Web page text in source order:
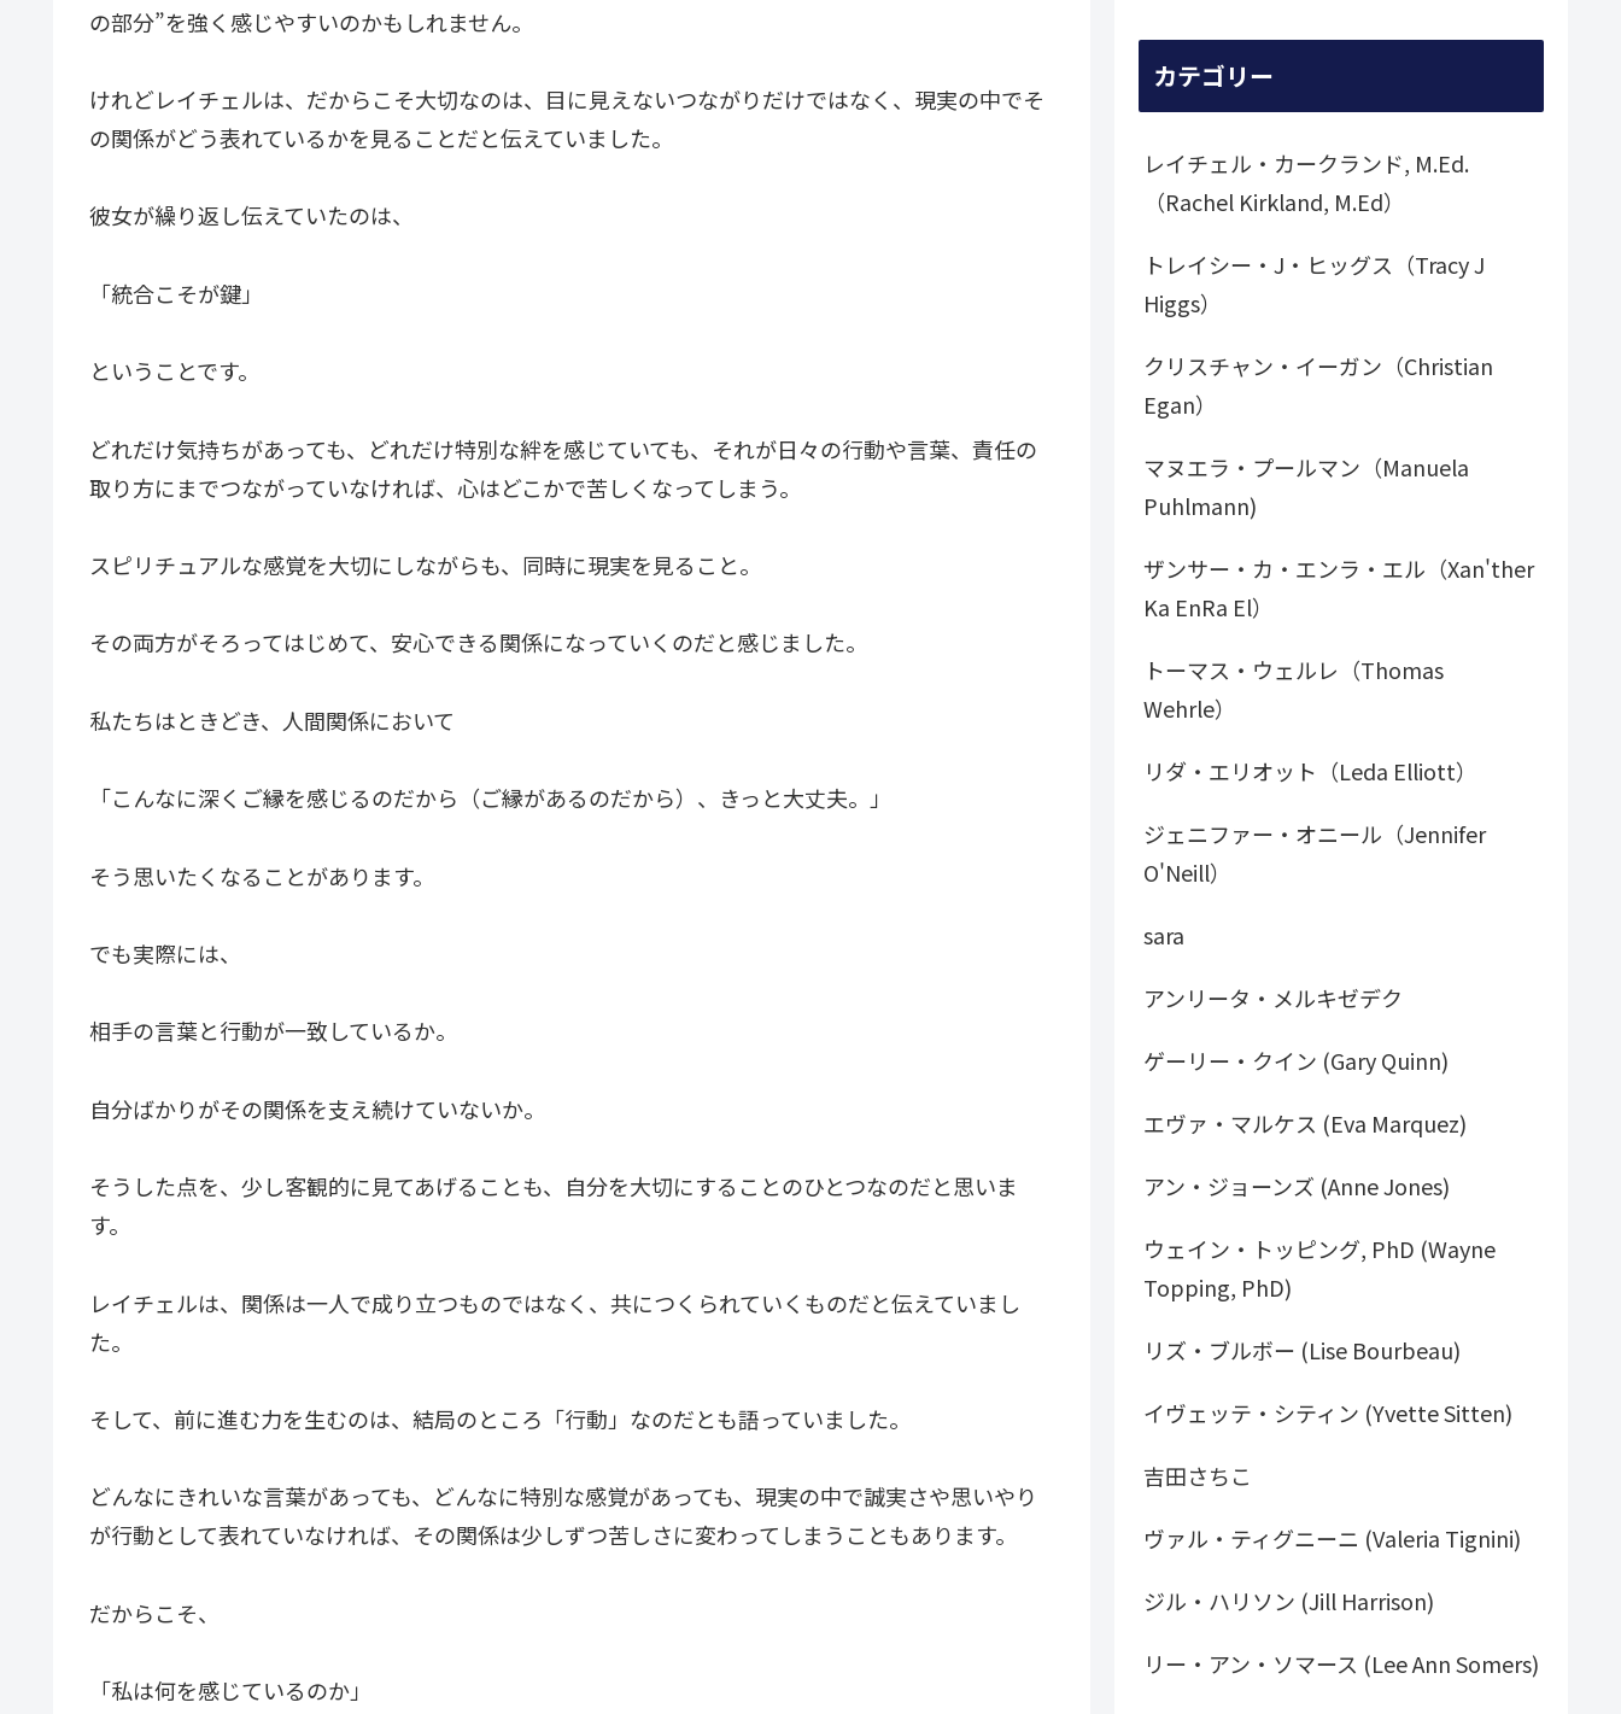
の部分”を強く感じやすいのかもしれません。
けれどレイチェルは、だからこそ大切なのは、目に見えないつながりだけではなく、現実の中でそ
の関係がどう表れているかを見ることだと伝えていました。
彼女が繰り返し伝えていたのは、
「統合こそが鍵」
ということです。
どれだけ気持ちがあっても、どれだけ特別な絆を感じていても、それが日々の行動や言葉、責任の
取り方にまでつながっていなければ、心はどこかで苦しくなってしまう。
スピリチュアルな感覚を大切にしながらも、同時に現実を見ること。
その両方がそろってはじめて、安心できる関係になっていくのだと感じました。
私たちはときどき、人間関係において
「こんなに深くご縁を感じるのだから（ご縁があるのだから）、きっと大丈夫。」
そう思いたくなることがあります。
でも実際には、
相手の言葉と行動が一致しているか。
自分ばかりがその関係を支え続けていないか。
そうした点を、少し客観的に見てあげることも、自分を大切にすることのひとつなのだと思いま
す。
レイチェルは、関係は一人で成り立つものではなく、共につくられていくものだと伝えていまし
た。
そして、前に進む力を生むのは、結局のところ「行動」なのだとも語っていました。
どんなにきれいな言葉があっても、どんなに特別な感覚があっても、現実の中で誠実さや思いやり
が行動として表れていなければ、その関係は少しずつ苦しさに変わってしまうこともあります。
だからこそ、
「私は何を感じているのか」
カテゴリー
レイチェル・カークランド, M.Ed.
（Rachel Kirkland, M.Ed）
トレイシー・J・ヒッグス（Tracy J
Higgs）
クリスチャン・イーガン（Christian
Egan）
マヌエラ・プールマン（Manuela
Puhlmann)
ザンサー・カ・エンラ・エル（Xan'ther
Ka EnRa El）
トーマス・ウェルレ（Thomas
Wehrle）
リダ・エリオット（Leda Elliott）
ジェニファー・オニール（Jennifer
O'Neill）
sara
アンリータ・メルキゼデク
ゲーリー・クイン (Gary Quinn)
エヴァ・マルケス (Eva Marquez)
アン・ジョーンズ (Anne Jones)
ウェイン・トッピング, PhD (Wayne
Topping, PhD)
リズ・ブルボー (Lise Bourbeau)
イヴェッテ・シティン (Yvette Sitten)
吉田さちこ
ヴァル・ティグニーニ (Valeria Tignini)
ジル・ハリソン (Jill Harrison)
リー・アン・ソマース (Lee Ann Somers)